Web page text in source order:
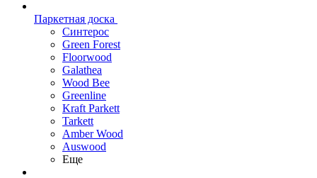
Паркетная доска
Синтерос
Green Forest
Floorwood
Galathea
Wood Bee
Greenline
Kraft Parkett
Tarkett
Amber Wood
Auswood
Еще